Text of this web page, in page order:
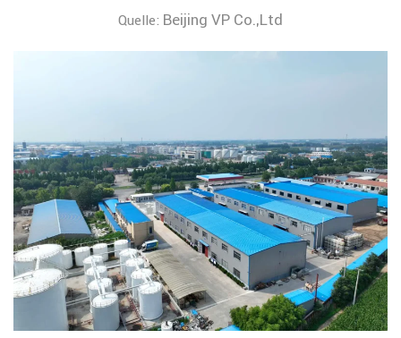
Quelle: Beijing VP Co.,Ltd